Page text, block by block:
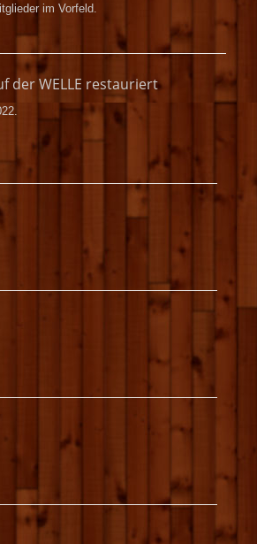
im Vorfeld.
der WELLE restauriert